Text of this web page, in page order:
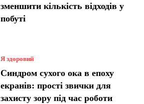
зменшити кількість відходів у
побуті
Я здоровий
Синдром сухого ока в епоху
екранів: прості звички для
захисту зору під час роботи